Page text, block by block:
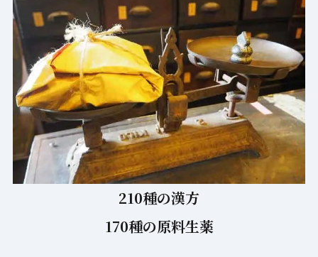
210種の漢方
170種の原料生薬